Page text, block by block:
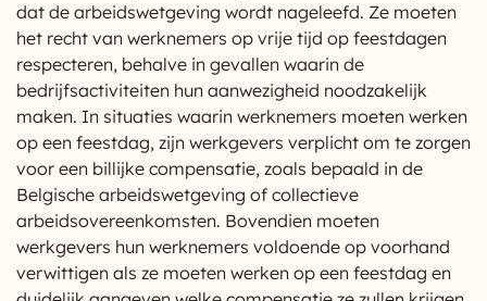
dat de arbeidswetgeving wordt nageleefd. Ze moeten
het recht van werknemers op vrije tijd op feestdagen
respecteren, behalve in gevallen waarin de
bedrijfsactiviteiten hun aanwezigheid noodzakelijk
maken. In situaties waarin werknemers moeten werken
op een feestdag, zijn werkgevers verplicht om te zorgen
voor een billijke compensatie, zoals bepaald in de
Belgische arbeidswetgeving of collectieve
arbeidsovereenkomsten. Bovendien moeten
werkgevers hun werknemers voldoende op voorhand
verwittigen als ze moeten werken op een feestdag en